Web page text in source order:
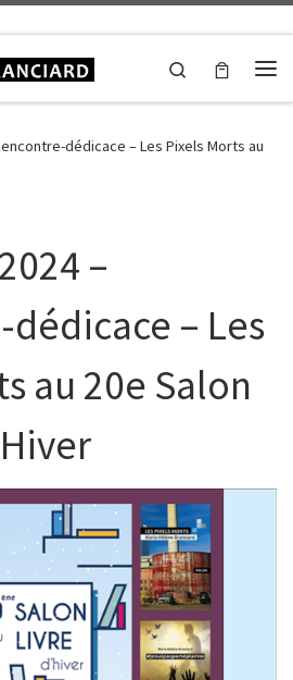
Search
dédicace – Les Pixels Morts au
–
– Les
au 20e Salon